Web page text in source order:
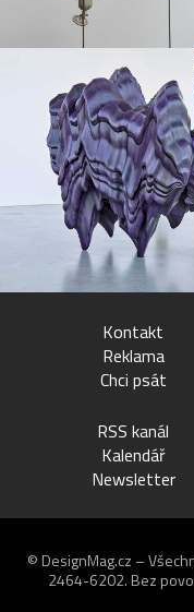
Kontakt
Reklama
Chci psát
RSS kanál
Kalendář
Newsletter
© DesignMag.cz –
2464-6202. Bez